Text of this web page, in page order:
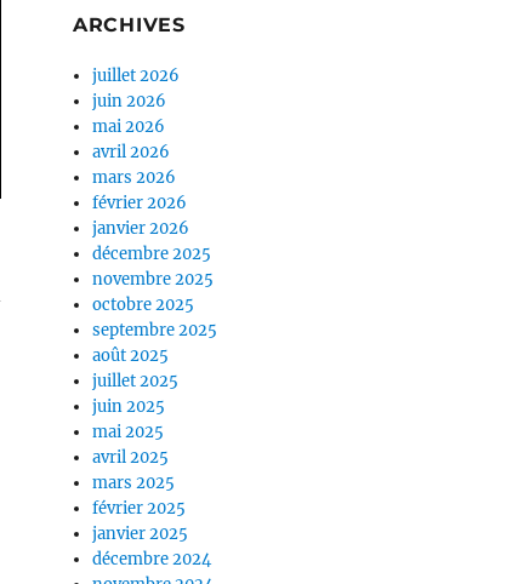
ARCHIVES
juillet 2026
juin 2026
mai 2026
avril 2026
mars 2026
février 2026
janvier 2026
décembre 2025
novembre 2025
octobre 2025
septembre 2025
août 2025
juillet 2025
juin 2025
mai 2025
avril 2025
mars 2025
février 2025
janvier 2025
décembre 2024